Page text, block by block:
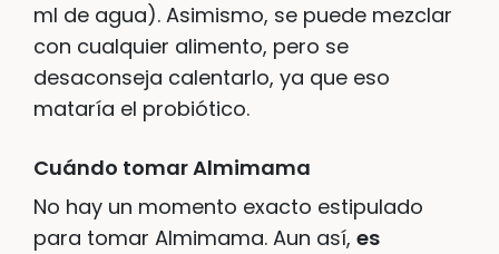
ml de agua). Asimismo, se puede mezclar
con cualquier alimento, pero se
desaconseja calentarlo, ya que eso
mataría el probiótico.
Cuándo tomar Almimama
No hay un momento exacto estipulado
para tomar Almimama. Aun así, es